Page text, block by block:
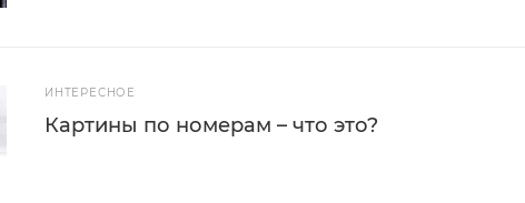
ИНТЕРЕСНОЕ
Картины по номерам – что это?